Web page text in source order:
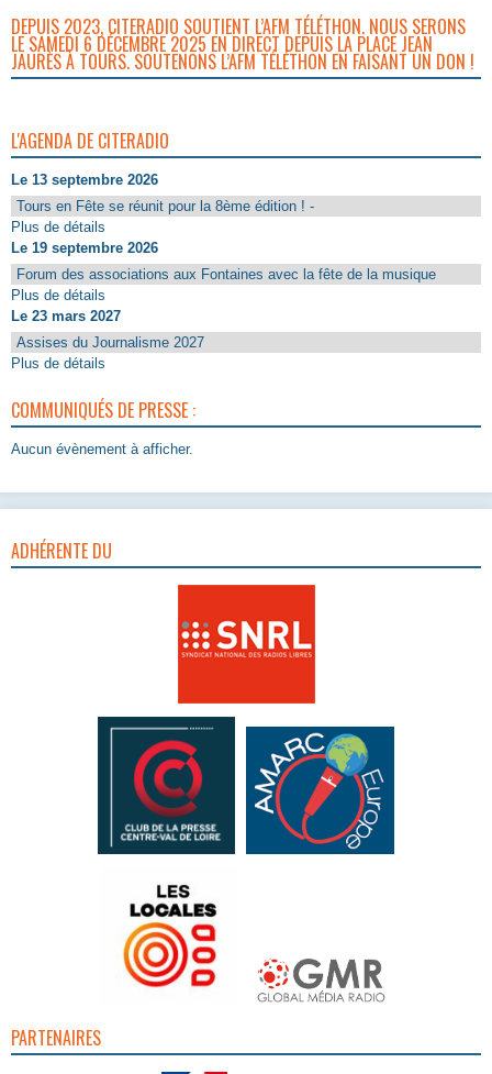
DEPUIS 2023, CITERADIO SOUTIENT L’AFM TÉLÉTHON. NOUS SERONS
LE SAMEDI 6 DÉCEMBRE 2025 EN DIRECT DEPUIS LA PLACE JEAN
JAURÈS À TOURS. SOUTENONS L’AFM TÉLÉTHON EN FAISANT UN DON !
L'AGENDA DE CITERADIO
Le 13 septembre 2026
Tours en Fête se réunit pour la 8ème édition ! -
Plus de détails
Le 19 septembre 2026
Forum des associations aux Fontaines avec la fête de la musique
Plus de détails
Le 23 mars 2027
Assises du Journalisme 2027
Plus de détails
COMMUNIQUÉS DE PRESSE :
Aucun évènement à afficher.
ADHÉRENTE DU
PARTENAIRES